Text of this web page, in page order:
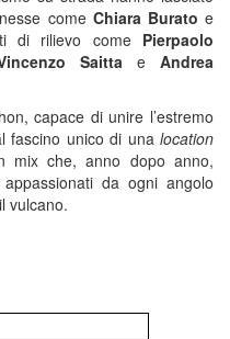
come Chiara Burato e
di rilievo come Pierpaolo
Saitta e Andrea
capace di unire l’estremo
fascino unico di una location
mix che, anno dopo anno,
da ogni angolo
vulcano.